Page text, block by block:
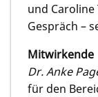
und
Gespräch –
Mitwirkende
Dr. Anke
für den